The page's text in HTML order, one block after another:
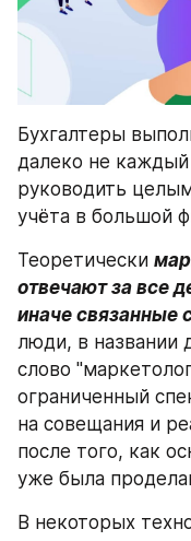
Бухгалтеры
далеко не
руководить
учёта в большой
Теоретически
отвечают за все
иначе связанные
люди, в названии
слово
ограниченный
на совещания и
после того, как
уже была
В некоторых